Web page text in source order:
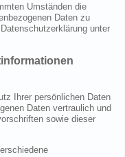
Umständen die
Daten zu
unter
Ihrer persönlichen Daten
Daten vertraulich und
sowie dieser